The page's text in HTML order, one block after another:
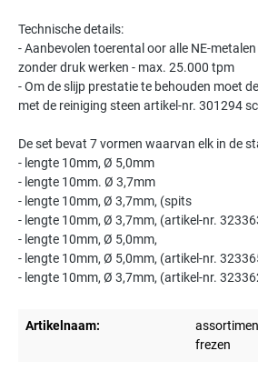
Technische details:
- Aanbevolen toerental oor alle NE-
zonder druk werken - max. 25.000 tpm
- Om de slijp prestatie te behouden moet
met de reiniging steen artikel-nr. 301294
De set bevat 7 vormen waarvan elk in de
- lengte 10mm, Ø 5,0mm
- lengte 10mm. Ø 3,7mm
- lengte 10mm, Ø 3,7mm, (spits
- lengte 10mm, Ø 3,7mm, (artikel-nr.
- lengte 10mm, Ø 5,0mm,
- lengte 10mm, Ø 5,0mm, (artikel-nr.
- lengte 10mm, Ø 3,7mm, (artikel-nr.
Artikelnaam:
frezen